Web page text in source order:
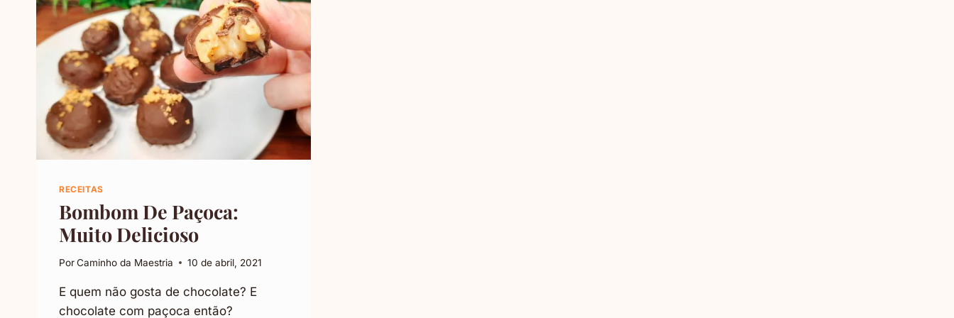
RECEITAS
Bombom De Paçoca:
Muito Delicioso
PorCaminho da Maestria 10 de abril, 2021
E quem não gosta de chocolate? E
chocolate com paçoca então?